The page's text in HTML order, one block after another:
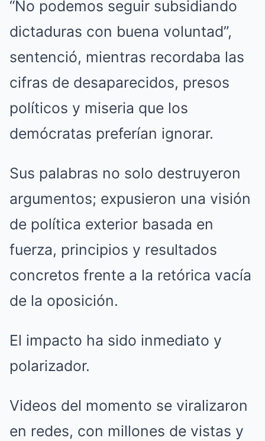
“No podemos seguir subsidiando
dictaduras con buena voluntad”,
sentenció, mientras recordaba las
cifras de desaparecidos, presos
políticos y miseria que los
demócratas preferían ignorar.
Sus palabras no solo destruyeron
argumentos; expusieron una visión
de política exterior basada en
fuerza, principios y resultados
concretos frente a la retórica vacía
de la oposición.
El impacto ha sido inmediato y
polarizador.
Videos del momento se viralizaron
en redes, con millones de vistas y